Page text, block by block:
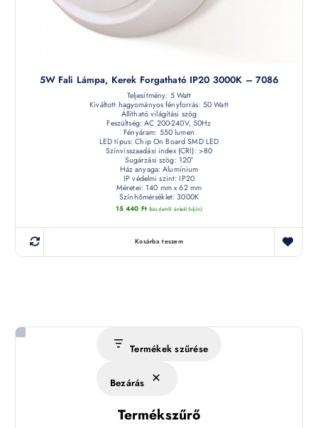
5W Fali Lámpa, Kerek Forgatható IP20 3000K – 7086
Teljesítmény: 5 Watt
Kiváltott hagyományos fényforrás: 50 Watt
Állítható világítási szög
Feszültség: AC 200-240V, 50Hz
Fényáram: 550 lumen
LED típus: Chip On Board SMD LED
Színvisszaadási index (CRI): >80
Sugárzási szög: 120°
Ház anyaga: Alumínium
IP védelmi szint: IP20
Méretei: 140 mm x 62 mm
Színhőmérséklet: 3000K
15 440 Ft (készletről érdeklődjön)
Kosárba teszem
Termékek szűrése
Bezárás
Termékszűrő